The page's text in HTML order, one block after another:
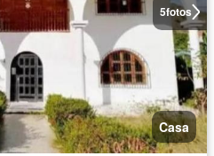
5fotos
Casa